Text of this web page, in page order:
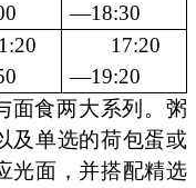
—18:30
17:20
—19:20
面食两大系列。粥
及单选的荷包蛋或
光面，并搭配精选